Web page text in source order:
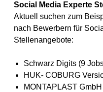
Social Media Experte
Aktuell suchen zum
nach Bewerbern für
Stellenangebote:
Schwarz Digits (9
HUK- COBURG
MONTAPLAST